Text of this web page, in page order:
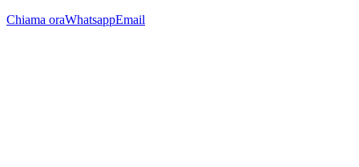
Chiama oraWhatsappEmail